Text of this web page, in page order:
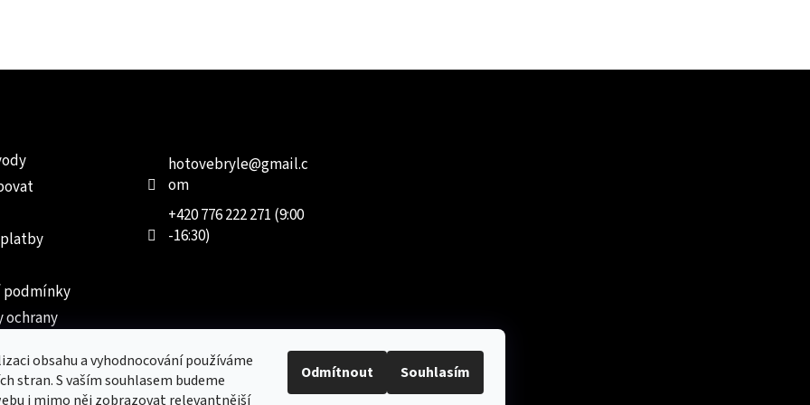
obsahu a vyhodnocování používáme
stran. S vaším souhlasem budeme
i mimo něj zobrazovat relevantnější
Odmítnout Souhlasím
podmínky
ochrany
hotovebryle@gmail.c
om
+420 776 222 271 (9:00
-16:30)